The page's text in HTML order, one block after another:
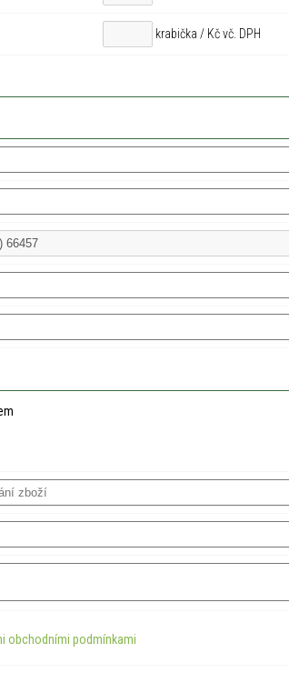
krabička / Kč vč. DPH
obchodními podmínkami